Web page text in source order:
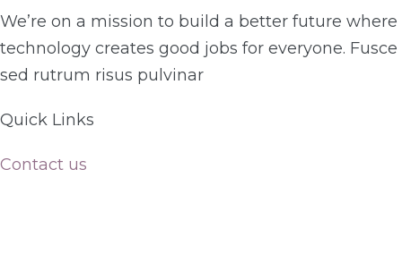
We’re on a mission to build a better future where
technology creates good jobs for everyone. Fusce
sed rutrum risus pulvinar
Quick Links​
Contact us